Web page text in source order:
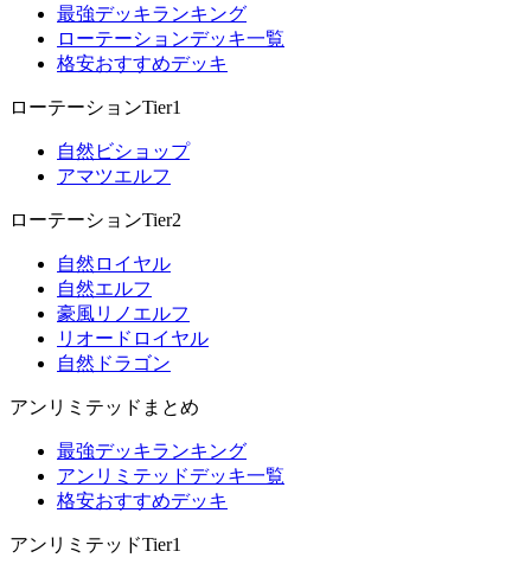
最強デッキランキング
ローテーションデッキ一覧
格安おすすめデッキ
ローテーションTier1
自然ビショップ
アマツエルフ
ローテーションTier2
自然ロイヤル
自然エルフ
豪風リノエルフ
リオードロイヤル
自然ドラゴン
アンリミテッドまとめ
最強デッキランキング
アンリミテッドデッキ一覧
格安おすすめデッキ
アンリミテッドTier1